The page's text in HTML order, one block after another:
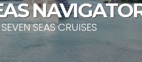
SEAS CRUISES